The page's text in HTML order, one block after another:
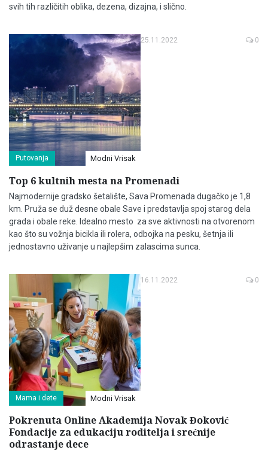
svih tih različitih oblika, dezena, dizajna, i slično.
Putovanja Modni Vrisak
25.11.2022 0
Top 6 kultnih mesta na Promenadi
Najmodernije gradsko šetalište, Sava Promenada dugačko je 1,8
km. Pruža se duž desne obale Save i predstavlja spoj starog dela
grada i obale reke. Idealno mesto za sve aktivnosti na otvorenom
kao što su vožnja bicikla ili rolera, odbojka na pesku, šetnja ili
jednostavno uživanje u najlepšim zalascima sunca.
Mama i dete Modni Vrisak
16.11.2022 0
Pokrenuta Online Akademija Novak Đoković
Fondacije za edukaciju roditelja i srećnije
odrastanje dece